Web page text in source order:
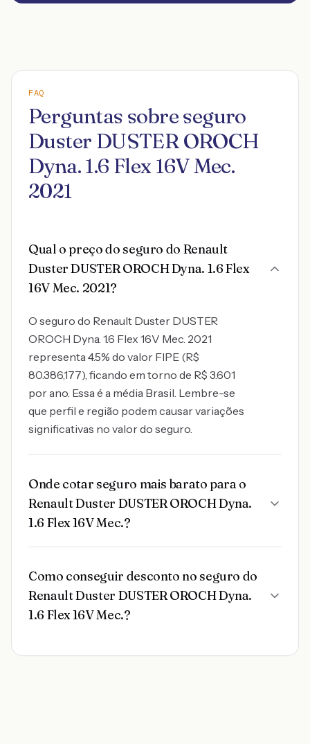
FAQ
Perguntas sobre seguro
Duster DUSTER OROCH
Dyna. 1.6 Flex 16V Mec.
2021
Qual o preço do seguro do Renault
Duster DUSTER OROCH Dyna. 1.6 Flex
16V Mec. 2021?
O seguro do Renault Duster DUSTER
OROCH Dyna. 1.6 Flex 16V Mec. 2021
representa 4.5% do valor FIPE (R$
80.386,177), ficando em torno de R$ 3.601
por ano. Essa é a média Brasil. Lembre-se
que perfil e região podem causar variações
significativas no valor do seguro.
Onde cotar seguro mais barato para o
Renault Duster DUSTER OROCH Dyna.
1.6 Flex 16V Mec.?
Como conseguir desconto no seguro do
Renault Duster DUSTER OROCH Dyna.
1.6 Flex 16V Mec.?